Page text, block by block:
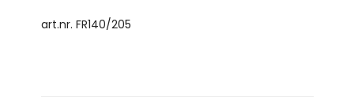
art.nr. FR140/205